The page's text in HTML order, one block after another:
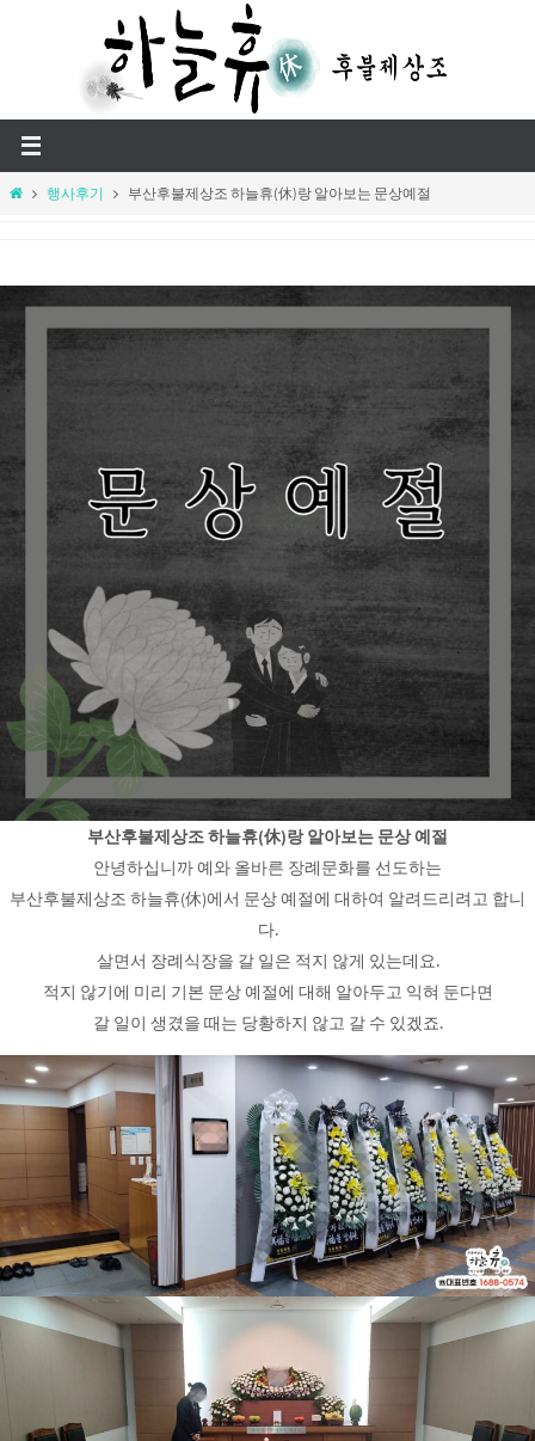
Home행사후기 부산후불제상조 하늘휴(休)랑 알아보는 문상예절
부산후불제상조 하늘휴(休)랑 알아보는 문상 예절
안녕하십니까 예와 올바른 장례문화를 선도하는
부산후불제상조 하늘휴(休)에서 문상 예절에 대하여 알려드리려고 합니
다.
살면서 장례식장을 갈 일은 적지 않게 있는데요.
적지 않기에 미리 기본 문상 예절에 대해 알아두고 익혀 둔다면
갈 일이 생겼을 때는 당황하지 않고 갈 수 있겠죠.